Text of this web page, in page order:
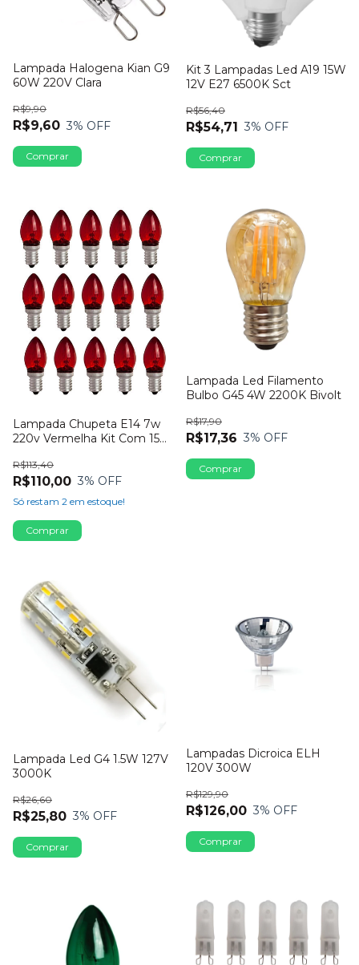
Lampada Halogena Kian G9
60W 220V Clara
R$9,60
R$9,90
3% OFF
Kit 3 Lampadas Led A19 15W
12V E27 6500K Sct
R$54,71
R$56,40
3% OFF
Lampada Chupeta E14 7w
220v Vermelha Kit Com 15
R$110,00
R$113,40
3% OFF
Só restam 2 em estoque!
Lampada Led Filamento
Bulbo G45 4W 2200K Bivolt
R$17,36
R$17,90
3% OFF
Lampada Led G4 1.5W 127V
3000K
R$25,80
R$26,60
3% OFF
Lampadas Dicroica ELH
120V 300W
R$126,00
R$129,90
3% OFF